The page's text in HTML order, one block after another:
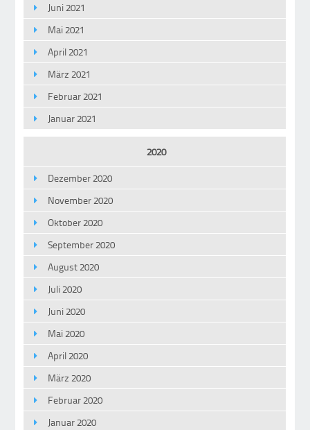
Juni 2021
Mai 2021
April 2021
März 2021
Februar 2021
Januar 2021
2020
Dezember 2020
November 2020
Oktober 2020
September 2020
August 2020
Juli 2020
Juni 2020
Mai 2020
April 2020
März 2020
Februar 2020
Januar 2020